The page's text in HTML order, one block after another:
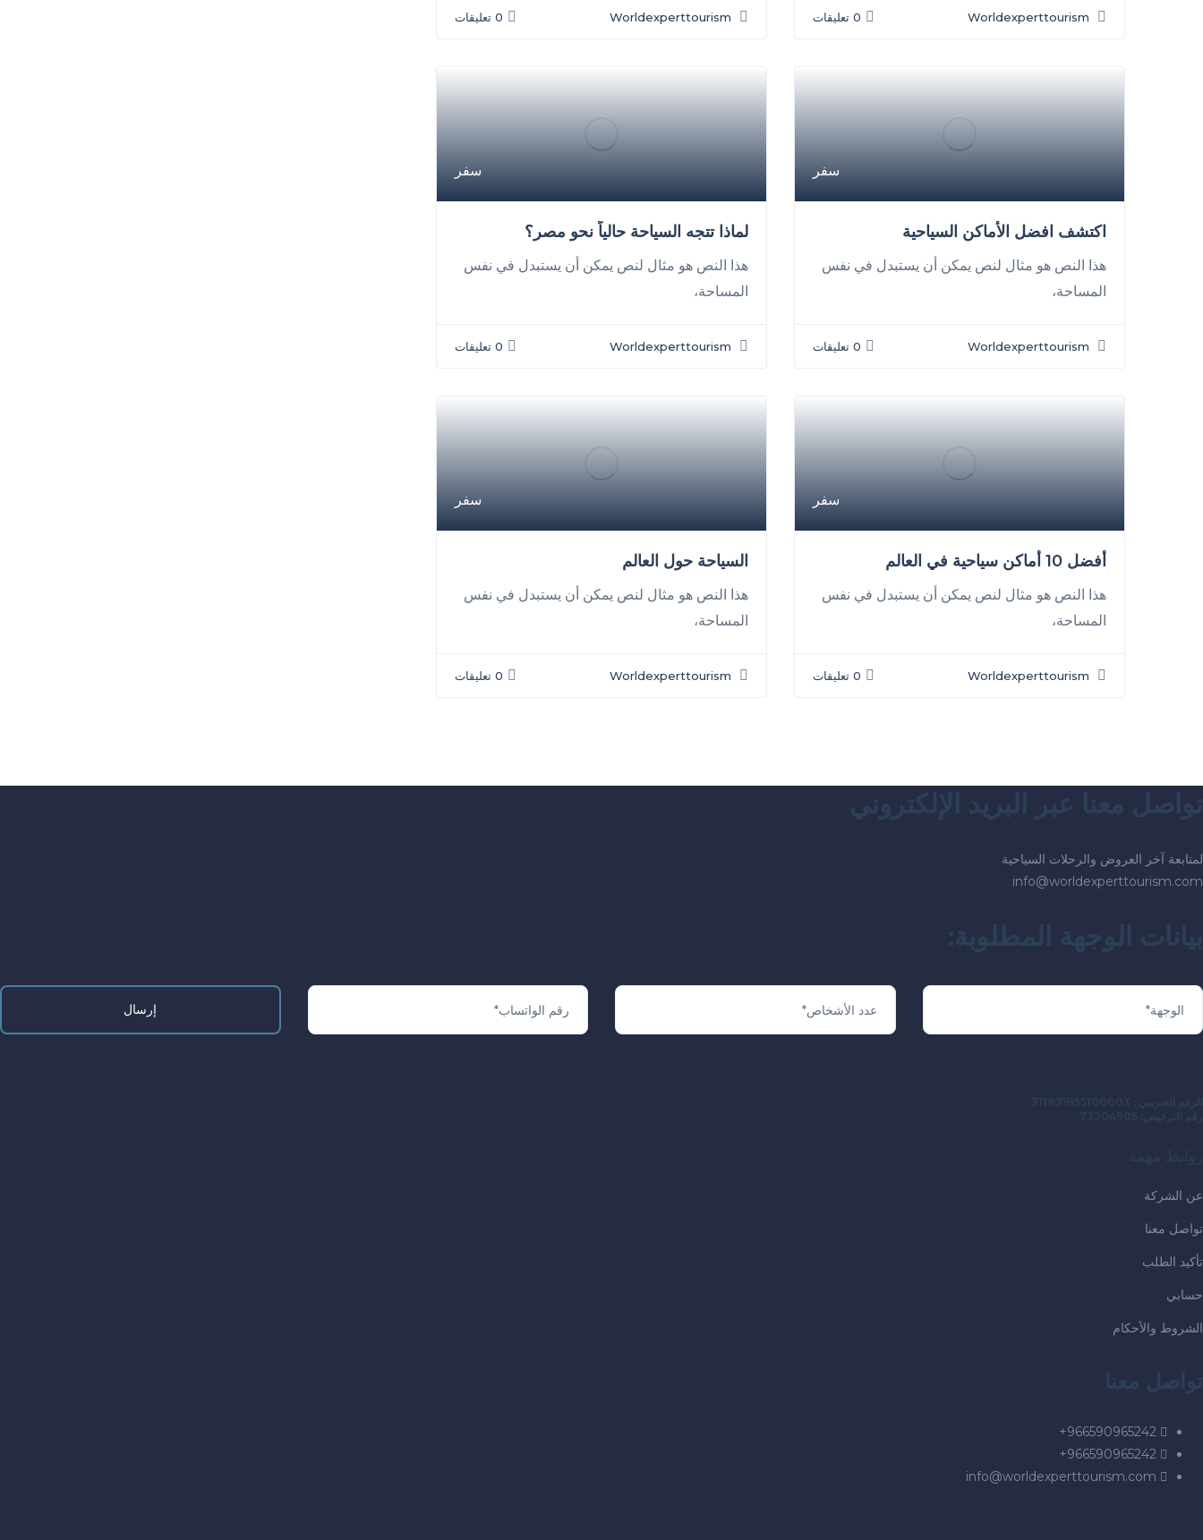
Worldexperttourism 0 تعليقات Worldexperttourism 0 تعليقات
سفر
اكتشف افضل الأماكن السياحية
هذا النص هو مثال لنص يمكن أن يستبدل في نفس
المساحة،
Worldexperttourism 0 تعليقات
سفر
لماذا تتجه السياحة حالياً نحو مصر؟
هذا النص هو مثال لنص يمكن أن يستبدل في نفس
المساحة،
Worldexperttourism 0 تعليقات
سفر
أفضل 10 أماكن سياحية في العالم
هذا النص هو مثال لنص يمكن أن يستبدل في نفس
المساحة،
Worldexperttourism 0 تعليقات
سفر
السياحة حول العالم
هذا النص هو مثال لنص يمكن أن يستبدل في نفس
المساحة،
Worldexperttourism 0 تعليقات
تواصل معنا عبر البريد الإلكتروني
لمتابعة آخر العروض والرحلات السياحية
info@worldexperttourism.com
بيانات الوجهة المطلوبة:
الرقم الضريبي : 311839155100003
رقم الترخيص: 73204905
روابط مهمة
عن الشركة
تواصل معنا
تأكيد الطلب
حسابي
الشروط والأحكام
تواصل معنا
966590965242+
966590965242+
info@worldexperttourism.com